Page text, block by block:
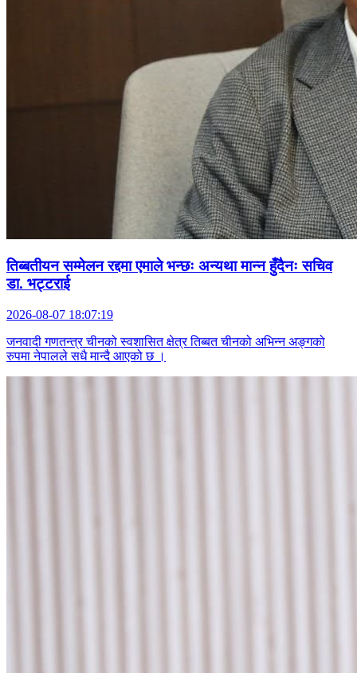
तिब्बतीयन सम्मेलन रद्दमा एमाले भन्छः अन्यथा मान्न हुँदैनः सचिव
डा. भट्टराई
2026-08-07 18:07:19
जनवादी गणतन्त्र चीनको स्वशासित क्षेत्र तिब्बत चीनको अभिन्न अङ्गको
रुपमा नेपालले सधै मान्दै आएको छ ।